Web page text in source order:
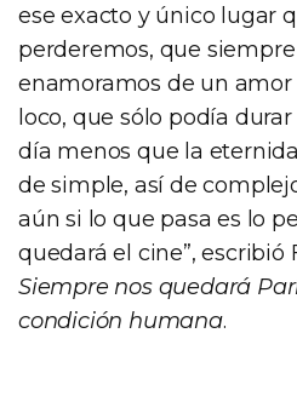
ese exacto y único lugar
perderemos, que
enamoramos de un
loco, que sólo podía
día menos que la
de simple, así de
aún si lo que pasa es lo
quedará el cine”, escribió
Siempre nos quedará
condición humana.